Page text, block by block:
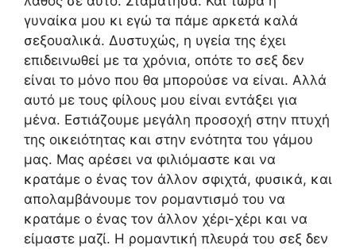
γυναίκα μου κι εγώ τα πάμε αρκετά καλά
σεξουαλικά. Δυστυχώς, η υγεία της έχει
επιδεινωθεί με τα χρόνια, οπότε το σεξ δεν
είναι το μόνο που θα μπορούσε να είναι. Αλλά
αυτό με τους φίλους μου είναι εντάξει για
μένα. Εστιάζουμε μεγάλη προσοχή στην πτυχή
της οικειότητας και στην ενότητα του γάμου
μας. Μας αρέσει να φιλιόμαστε και να
κρατάμε ο ένας τον άλλον σφιχτά, φυσικά, και
απολαμβάνουμε τον ρομαντισμό του να
κρατάμε ο ένας τον άλλον χέρι-χέρι και να
είμαστε μαζί. Η ρομαντική πλευρά του σεξ δεν